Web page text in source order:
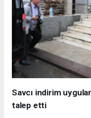
Savcı indirim
talep etti